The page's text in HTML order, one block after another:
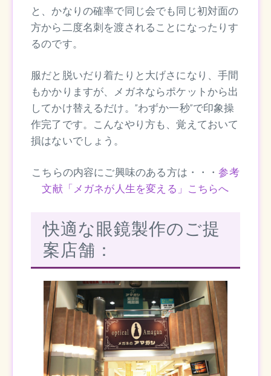
と、かなりの確率で同じ会でも同じ初対面の
方から二度名刺を渡されることになったりす
るのです。
服だと脱いだり着たりと大げさになり、手間
もかかりますが、メガネならポケットから出
してかけ替えるだけ。”わずか一秒”で印象操
作完了です。こんなやり方も、覚えておいて
損はないでしょう。
こちらの内容にご興味のある方は・・・参考
文献「メガネが人生を変える」こちらへ
快適な眼鏡製作のご提
案店舗：